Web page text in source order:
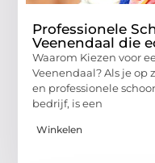
Professionele
Veenendaal die
Waarom Kiezen voor
Veenendaal? Als je
en professionele
bedrijf, is een
Winkelen